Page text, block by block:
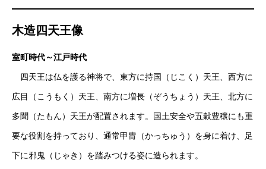
木造四天王像
室町時代～江戸時代
四天王は仏を護る神将で、東方に持国（じこく）天王、西方に
広目（こうもく）天王、南方に増長（ぞうちょう）天王、北方に
多聞（たもん）天王が配置されます。国土安全や五穀豊穣にも重
要な役割を持っており、通常甲冑（かっちゅう）を身に着け、足
下に邪鬼（じゃき）を踏みつける姿に造られます。